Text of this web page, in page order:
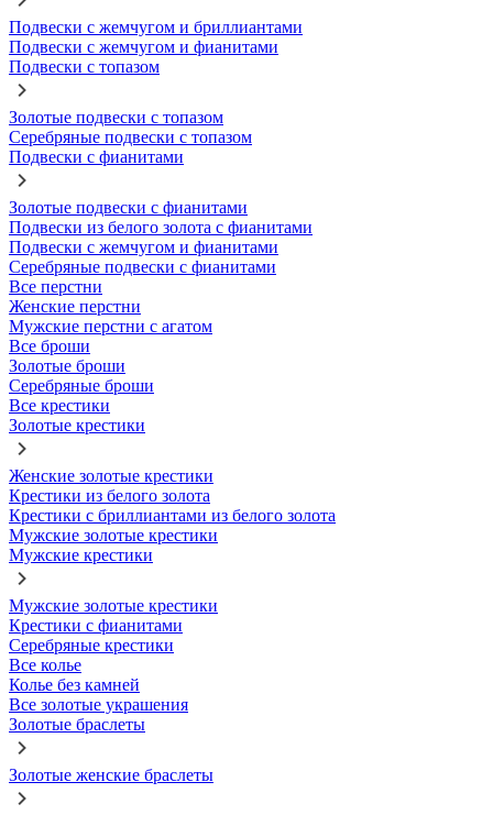
Подвески с жемчугом и бриллиантами
Подвески с жемчугом и фианитами
Подвески с топазом
Золотые подвески с топазом
Серебряные подвески с топазом
Подвески с фианитами
Золотые подвески с фианитами
Подвески из белого золота с фианитами
Подвески с жемчугом и фианитами
Серебряные подвески с фианитами
Все перстни
Женские перстни
Мужские перстни с агатом
Все броши
Золотые броши
Серебряные броши
Все крестики
Золотые крестики
Женские золотые крестики
Крестики из белого золота
Крестики с бриллиантами из белого золота
Мужские золотые крестики
Мужские крестики
Мужские золотые крестики
Крестики с фианитами
Серебряные крестики
Все колье
Колье без камней
Все золотые украшения
Золотые браслеты
Золотые женские браслеты